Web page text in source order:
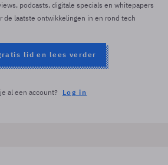
podcasts, digitale specials en whitepapers
de laatste ontwikkelingen in en rond tech
lid en lees verder
al een account? Log in